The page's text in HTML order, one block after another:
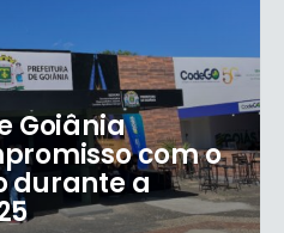
Goiânia
com o
durante a